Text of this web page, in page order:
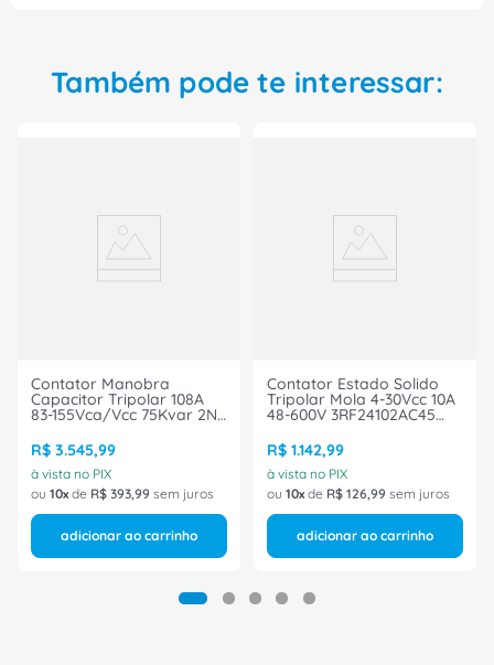
Também pode te interessar:
Contator Manobra
Capacitor Tripolar 108A
83-155Vca/Vcc 75Kvar 2Nf
R$ 3.545,99
à vista no PIX
ou 10 de R$ 393,99 sem juros
adicionar ao carrinho
Contator Estado Solido
Tripolar Mola 4-30Vcc 10A
48-600V 3RF24102AC45
R$ 1.142,99
à vista no PIX
ou 10 de R$ 126,99 sem juros
adicionar ao carrinho